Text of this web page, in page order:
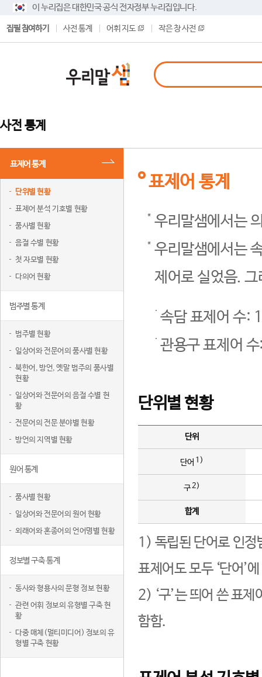
이 누리집은 대한민국 공식 전자정부 누리집입니다.
집필 참여하기 사전 통계 어휘 지도 작은 창 사전
사전 통계
표제어 통계
단위별 현황
표제어 분석 기호별 현황
품사별 현황
음절 수별 현황
첫 자모별 현황
다의어 현황
범주별 통계
범주별 현황
일상어와 전문어의 품사별 현황
북한어, 방언, 옛말 범주의 품사별
현황
일상어와 전문어의 음절 수별 현
황
전문어의 전문 분야별 현황
방언의 지역별 현황
원어 통계
품사별 현황
일상어와 전문어의 원어 현황
외래어와 혼종어의 언어명별 현황
정보별 구축 통계
동사와 형용사의 문형 정보 현황
관련 어휘 정보의 유형별 구축 현
황
다중 매체(멀티미디어) 정보의 유
형별 구축 현황
표제어 통계
우리말샘에서는
우리말샘에서는
제어로 실었음.
속담 표제어 수:
관용구 표제어
단위별 현황
단위
단어 1)
구2)
합계
1) 독립된 단어로 인정
표제어도 모두 ‘단어’
2) ‘구’는 띄어 쓴 표
함함.